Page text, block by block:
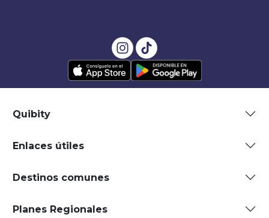
Quibity
Enlaces útiles
Destinos comunes
Planes Regionales